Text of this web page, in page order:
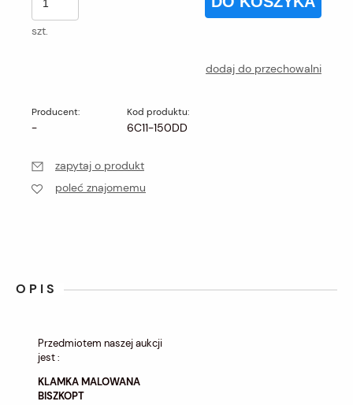
szt.
dodaj do przechowalni
Producent:
-
Kod produktu:
6C11-150DD
zapytaj o produkt
poleć znajomemu
OPIS
Przedmiotem naszej aukcji
jest :
KLAMKA MALOWANA
BISZKOPT